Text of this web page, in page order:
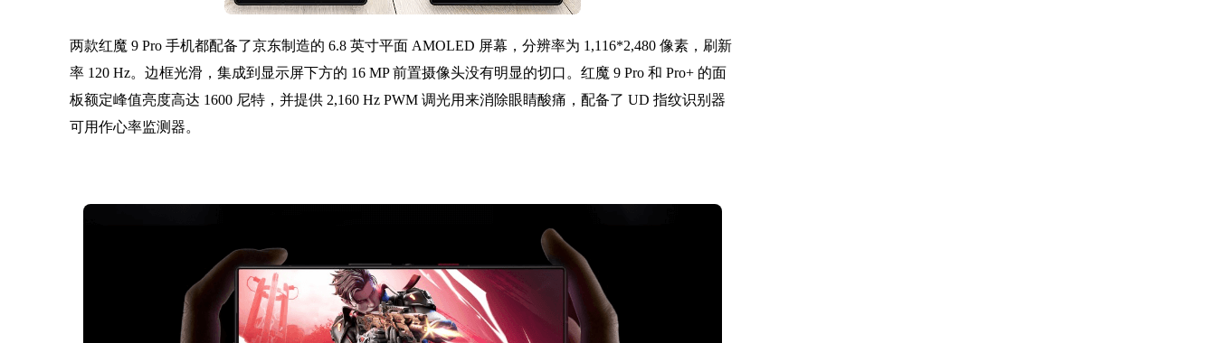
两款红魔 9 Pro 手机都配备了京东制造的 6.8 英寸平面 AMOLED 屏幕，分辨率为 1,116*2,480 像素，刷新
率 120 Hz。边框光滑，集成到显示屏下方的 16 MP 前置摄像头没有明显的切口。红魔 9 Pro 和 Pro+ 的面
板额定峰值亮度高达 1600 尼特，并提供 2,160 Hz PWM 调光用来消除眼睛酸痛，配备了 UD 指纹识别器
可用作心率监测器。